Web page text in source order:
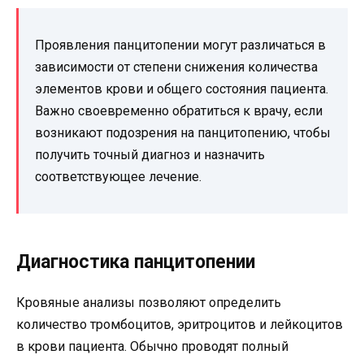
Проявления панцитопении могут различаться в
зависимости от степени снижения количества
элементов крови и общего состояния пациента.
Важно своевременно обратиться к врачу, если
возникают подозрения на панцитопению, чтобы
получить точный диагноз и назначить
соответствующее лечение.
Диагностика панцитопении
Кровяные анализы позволяют определить
количество тромбоцитов, эритроцитов и лейкоцитов
в крови пациента. Обычно проводят полный